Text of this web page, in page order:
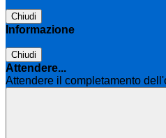
Chiudi
Informazione
Chiudi
Attendere...
Attendere il completamento